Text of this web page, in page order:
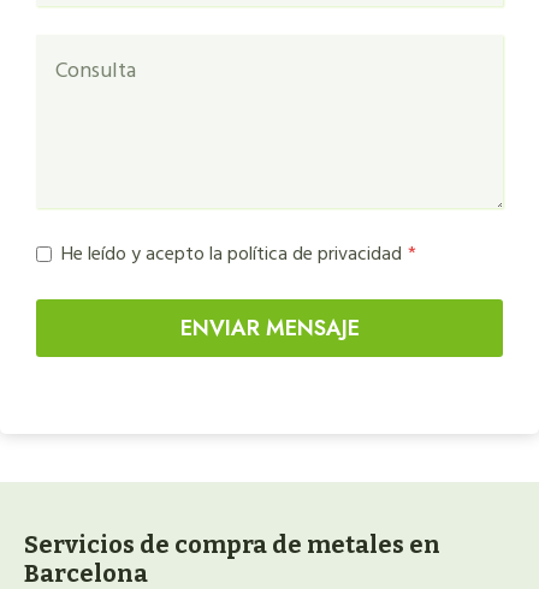
He leído y acepto la política de privacidad *
ENVIAR MENSAJE
Servicios de compra de metales en
Barcelona